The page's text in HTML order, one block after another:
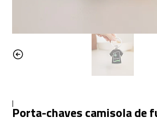
|
Porta-chaves camisola de